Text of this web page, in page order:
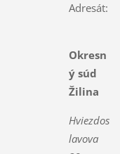
Adresát:
Okresn
ý súd
Žilina
Hviezdos
lavova